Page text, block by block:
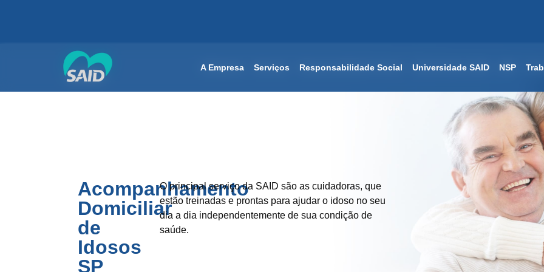
A Empresa Serviços Responsabilidade Social Universidade SAID NSP
A Empresa Serviços Responsabilidade Social Universidade SAID NSP
Acompanhamento
Domiciliar
de
Idosos
SP
O principal serviço da SAID são as cuidadoras, que
estão treinadas e prontas para ajudar o idoso no seu
dia a dia independentemente de sua condição de
saúde.